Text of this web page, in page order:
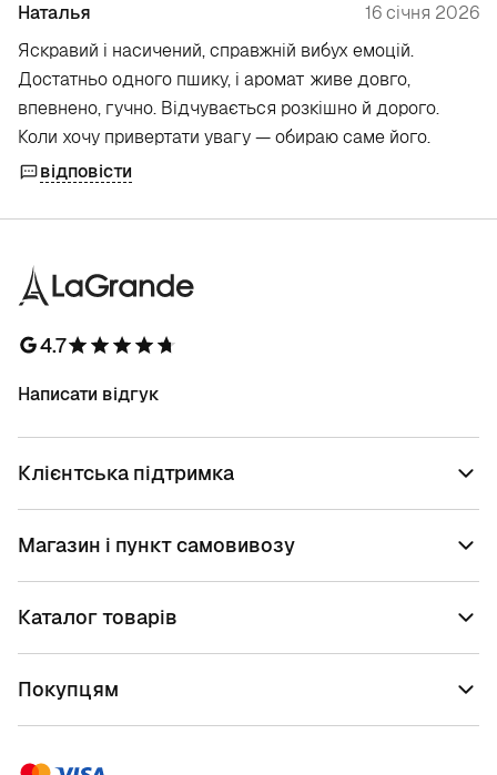
Наталья
16 січня 2026
Яскравий і насичений, справжній вибух емоцій.
Достатньо одного пшику, і аромат живе довго,
впевнено, гучно. Відчувається розкішно й дорого.
Коли хочу привертати увагу — обираю саме його.
відповісти
4.7
Написати відгук
Клієнтська підтримка
Магазин і пункт самовивозу
Каталог товарів
Покупцям